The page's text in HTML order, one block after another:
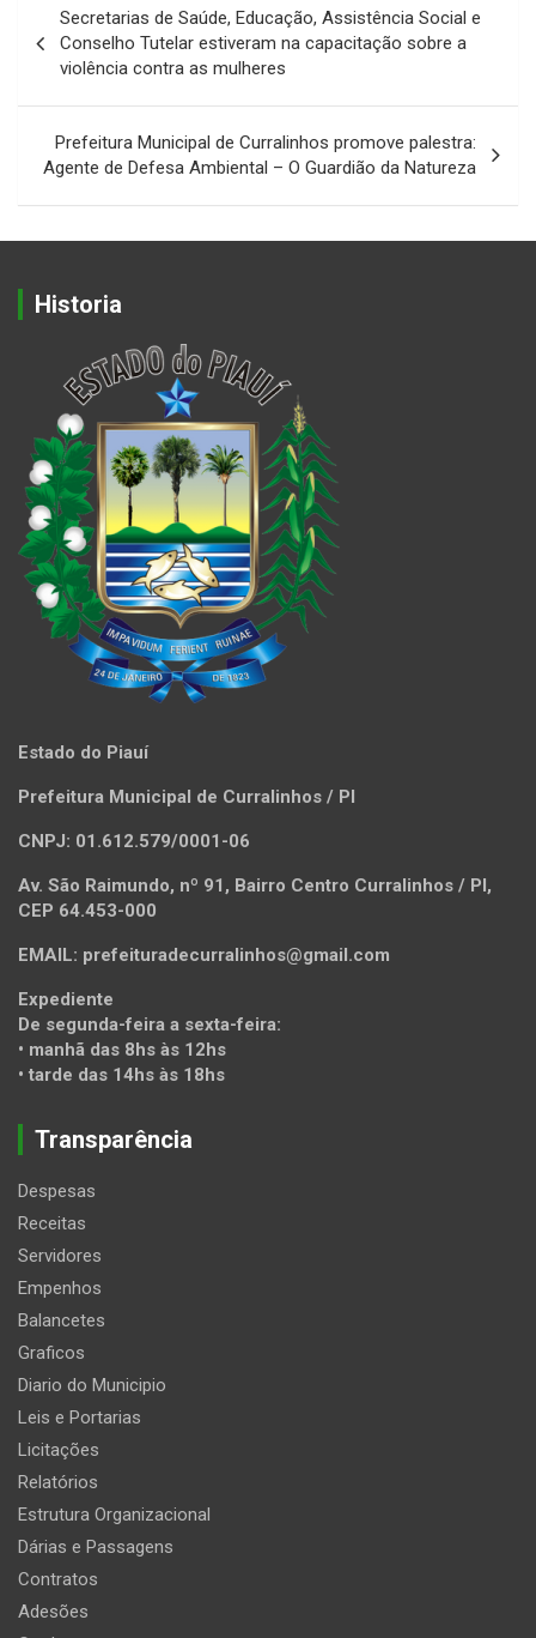
de
Post
Secretarias de Saúde, Educação, Assistência Social e
Conselho Tutelar estiveram na capacitação sobre a
violência contra as mulheres
Prefeitura Municipal de Curralinhos promove palestra:
Agente de Defesa Ambiental – O Guardião da Natureza
Historia
Estado do Piauí
Prefeitura Municipal de Curralinhos / PI
CNPJ: 01.612.579/0001-06
Av. São Raimundo, nº 91, Bairro Centro Curralinhos / PI,
CEP 64.453-000
EMAIL: prefeituradecurralinhos@gmail.com
Expediente
De segunda-feira a sexta-feira:
• manhã das 8hs às 12hs
• tarde das 14hs às 18hs
Transparência
Despesas
Receitas
Servidores
Empenhos
Balancetes
Graficos
Diario do Municipio
Leis e Portarias
Licitações
Relatórios
Estrutura Organizacional
Dárias e Passagens
Contratos
Adesões